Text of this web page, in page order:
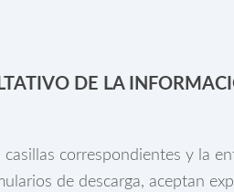
DE LA
correspondientes y la
de descarga, aceptan